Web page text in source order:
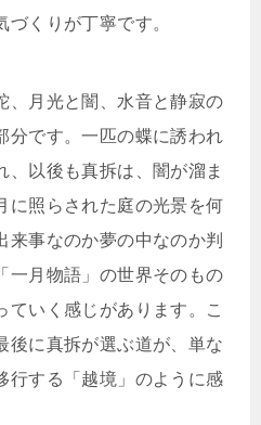
くりが丁寧です。
、月光と闇、水音と静寂の
分です。一匹の蝶に誘われ
、以後も真拆は、闇が溜ま
に照らされた庭の光景を何
来事なのか夢の中なのか判
一月物語」の世界そのもの
ていく感じがあります。こ
後に真拆が選ぶ道が、単な
行する「越境」のように感